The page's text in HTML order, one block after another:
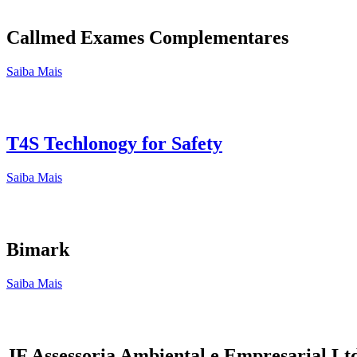
Callmed Exames Complementares
Saiba Mais
T4S Techlonogy for Safety
Saiba Mais
Bimark
Saiba Mais